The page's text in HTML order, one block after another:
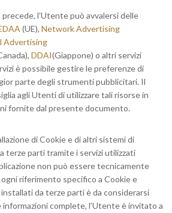
l’Utente può avvalersi delle
(UE), Network Advertising
Advertising
DDAI(Giappone) o altri servizi
è possibile gestire le preferenze di
parte degli strumenti pubblicitari. Il
agli Utenti di utilizzare tali risorse in
fornite dal presente documento.
di Cookie e di altri sistemi di
terze parti tramite i servizi utilizzati
non può essere tecnicamente
riferimento specifico a Cookie e
da terze parti è da considerarsi
complete, l’Utente è invitato a